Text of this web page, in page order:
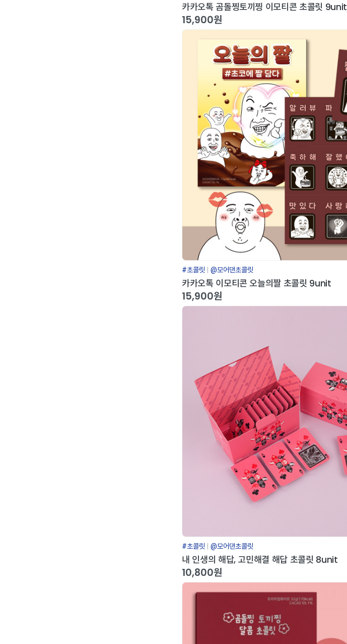
카카오톡 곰돌찡토끼찡 이모티콘 초콜릿 9unit
15,900원
#초콜릿 @모어댄초콜릿
카카오톡 이모티콘 오늘의짤 초콜릿 9unit
15,900원
#초콜릿 @모어댄초콜릿
내 인생의 해답, 고민해결 해답 초콜릿 8unit
10,800원